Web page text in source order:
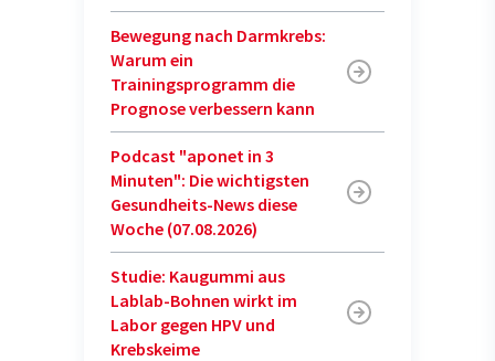
Bewegung nach Darmkrebs:
Warum ein
Trainingsprogramm die
Prognose verbessern kann
Podcast "aponet in 3
Minuten": Die wichtigsten
Gesundheits-News diese
Woche (07.08.2026)
Studie: Kaugummi aus
Lablab-Bohnen wirkt im
Labor gegen HPV und
Krebskeime